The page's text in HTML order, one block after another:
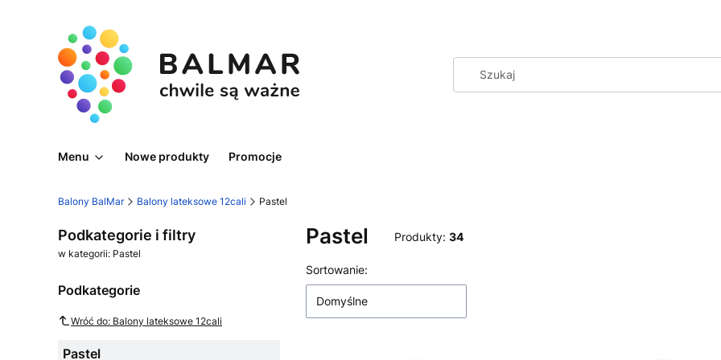
Menu Nowe produkty Promocje
Balony BalMar Balony lateksowe 12cali Pastel
Podkategorie i filtry
w kategorii: Pastel
Podkategorie
Wróć do: Balony lateksowe 12cali
Pastel
Pastel Produkty: 34
Lista produktów
Sortowanie:
Domyślne